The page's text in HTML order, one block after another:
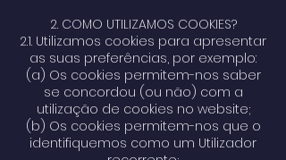
2. COMO UTILIZAMOS COOKIES?
2.1. Utilizamos cookies para apresentar
as suas preferências, por exemplo:
(a) Os cookies permitem-nos saber
se concordou (ou não) com a
utilização de cookies no website;
(b) Os cookies permitem-nos que o
identifiquemos como um Utilizador